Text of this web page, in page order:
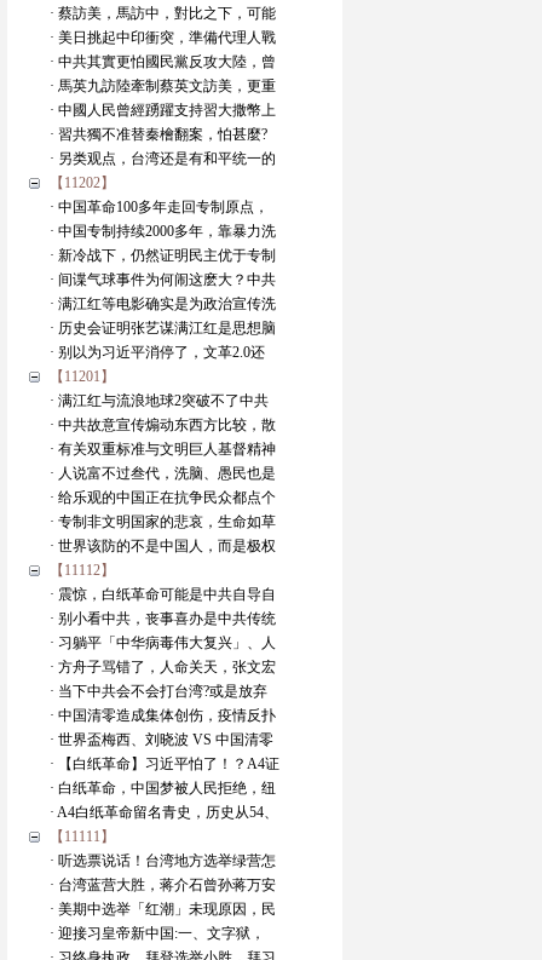
· 蔡訪美，馬訪中，對比之下，可能
· 美日挑起中印衝突，準備代理人戰
· 中共其實更怕國民黨反攻大陸，曾
· 馬英九訪陸牽制蔡英文訪美，更重
· 中國人民曾經踴躍支持習大撒幣上
· 習共獨不准替秦檜翻案，怕甚麼?
· 另类观点，台湾还是有和平统一的
【11202】
· 中国革命100多年走回专制原点，
· 中国专制持续2000多年，靠暴力洗
· 新冷战下，仍然证明民主优于专制
· 间谍气球事件为何闹这麽大？中共
· 满江红等电影确实是为政治宣传洗
· 历史会证明张艺谋满江红是思想脑
· 别以为习近平消停了，文革2.0还
【11201】
· 满江红与流浪地球2突破不了中共
· 中共故意宣传煽动东西方比较，散
· 有关双重标准与文明巨人基督精神
· 人说富不过叁代，洗脑、愚民也是
· 给乐观的中国正在抗争民众都点个
· 专制非文明国家的悲哀，生命如草
· 世界该防的不是中国人，而是极权
【11112】
· 震惊，白纸革命可能是中共自导自
· 别小看中共，丧事喜办是中共传统
· 习躺平「中华病毒伟大复兴」、人
· 方舟子骂错了，人命关天，张文宏
· 当下中共会不会打台湾?或是放弃
· 中国清零造成集体创伤，疫情反扑
· 世界盃梅西、刘晓波 VS 中国清零
· 【白纸革命】习近平怕了！？A4证
· 白纸革命，中国梦被人民拒绝，纽
· A4白纸革命留名青史，历史从54、
【11111】
· 听选票说话！台湾地方选举绿营怎
· 台湾蓝营大胜，蒋介石曾孙蒋万安
· 美期中选举「红潮」未现原因，民
· 迎接习皇帝新中国:一、文字狱，